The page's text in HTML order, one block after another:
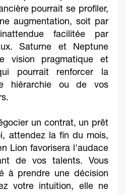
pourrait se profiler,
augmentation, soit par
facilitée par
Saturne et Neptune
vision pragmatique et
pourrait renforcer la
hiérarchie ou de vos
un contrat, un prêt
attendez la fin du mois,
Lion favorisera l'audace
de vos talents. Vous
à prendre une décision
votre intuition, elle ne